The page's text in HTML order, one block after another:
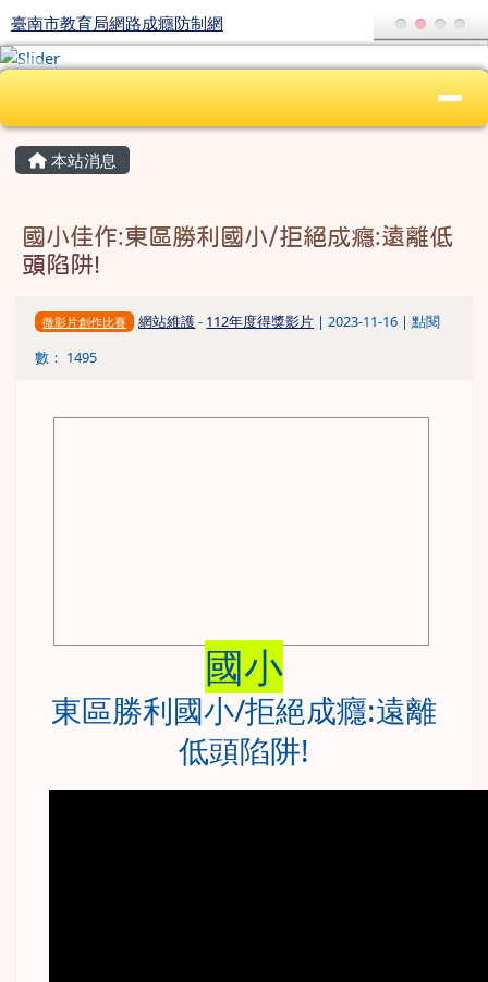
跳至主內容區
臺南市教育局網路成癮防制網
臺南市教育局網路成癮防制網
導覽列
上中區域內容
主內容區域
本站消息
國小佳作:東區勝利國小/拒絕成癮:遠離低
頭陷阱!
微影片創作比賽 網站維護- 112年度得獎影片 | 2023-11-16 | 點閱
數： 1495
國小
東區勝利國小/拒絕成癮:遠離
低頭陷阱!
頁尾區域